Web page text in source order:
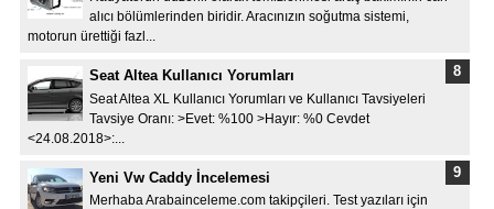
alıcı bölümlerinden biridir. Aracınızın soğutma sistemi,
motorun ürettiği fazl...
Seat Altea Kullanıcı Yorumları
Seat Altea XL Kullanıcı Yorumları ve Kullanıcı Tavsiyeleri
Tavsiye Oranı: >Evet: %100 >Hayır: %0 Cevdet
<24.08.2018>:...
Yeni Vw Caddy İncelemesi
Merhaba Arabainceleme.com takipçileri. Test yazıları için